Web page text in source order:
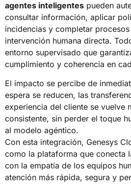
agentes inteligentes pueden
consultar información, aplicar
incidencias y completar
intervención humana directa.
entorno supervisado que
cumplimiento y coherencia en
El impacto se percibe de
espera se reducen, las
experiencia del cliente se vuelve
consistente, sin perder el toque
al modelo agéntico.
Con esta integración, Genesys
como la plataforma que conecta
con la empatía de los equipos
atención más rápida, segura y